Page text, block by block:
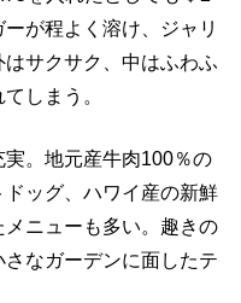
が程よく溶け、ジャリ
サクサク、中はふわふ
しまう。
。地元産牛肉100％の
ッグ、ハワイ産の新鮮
ニューも多い。趣きの
なガーデンに面したテ